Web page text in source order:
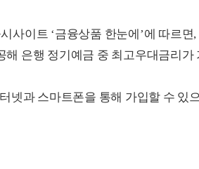
사이트 ‘금융상품 한눈에’에 따르면
해 은행 정기예금 중 최고우대금리가
넷과 스마트폰을 통해 가입할 수 있